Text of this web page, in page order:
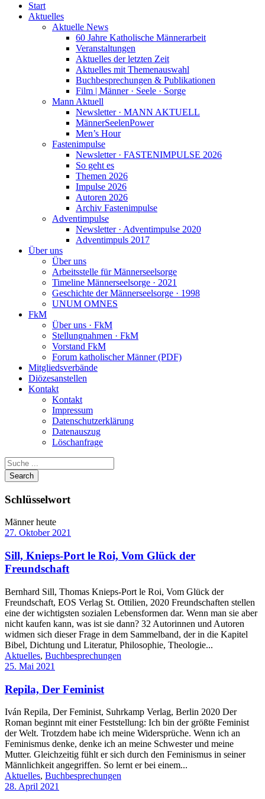
Start
Aktuelles
Aktuelle News
60 Jahre Katholische Männerarbeit
Veranstaltungen
Aktuelles der letzten Zeit
Aktuelles mit Themenauswahl
Buchbesprechungen & Publikationen
Film | Männer · Seele · Sorge
Mann Aktuell
Newsletter · MANN AKTUELL
MännerSeelenPower
Men’s Hour
Fastenimpulse
Newsletter · FASTENIMPULSE 2026
So geht es
Themen 2026
Impulse 2026
Autoren 2026
Archiv Fastenimpulse
Adventimpulse
Newsletter · Adventimpulse 2020
Adventimpuls 2017
Über uns
Über uns
Arbeitsstelle für Männerseelsorge
Timeline Männerseelsorge · 2021
Geschichte der Männerseelsorge · 1998
UNUM OMNES
FkM
Über uns · FkM
Stellungnahmen · FkM
Vorstand FkM
Forum katholischer Männer (PDF)
Mitgliedsverbände
Diözesanstellen
Kontakt
Kontakt
Impressum
Datenschutzerklärung
Datenauszug
Löschanfrage
Schlüsselwort
Männer heute
27. Oktober 2021
Sill, Knieps-Port le Roi, Vom Glück der
Freundschaft
Bernhard Sill, Thomas Knieps-Port le Roi, Vom Glück der
Freundschaft, EOS Verlag St. Ottilien, 2020 Freundschaften stellen
eine der wichtigsten sozialen Lebensformen dar. Wenn man sie aber
nicht kaufen kann, was ist sie dann? 32 Autorinnen und Autoren
widmen sich dieser Frage in dem Sammelband, der in die Kapitel
Bibel, Dichtung und Literatur, Philosophie, Theologie...
Aktuelles, Buchbesprechungen
25. Mai 2021
Repila, Der Feminist
Iván Repila, Der Feminist, Suhrkamp Verlag, Berlin 2020 Der
Roman beginnt mit einer Feststellung: Ich bin der größte Feminist
der Welt. Trotzdem habe ich meine Widersprüche. Wenn ich an
Feminismus denke, denke ich an meine Schwester und meine
Mutter. Gleichzeitig fühlt er sich durch den Feminismus in seiner
Männlichkeit angegriffen. So lernt er bei einem...
Aktuelles, Buchbesprechungen
28. April 2021